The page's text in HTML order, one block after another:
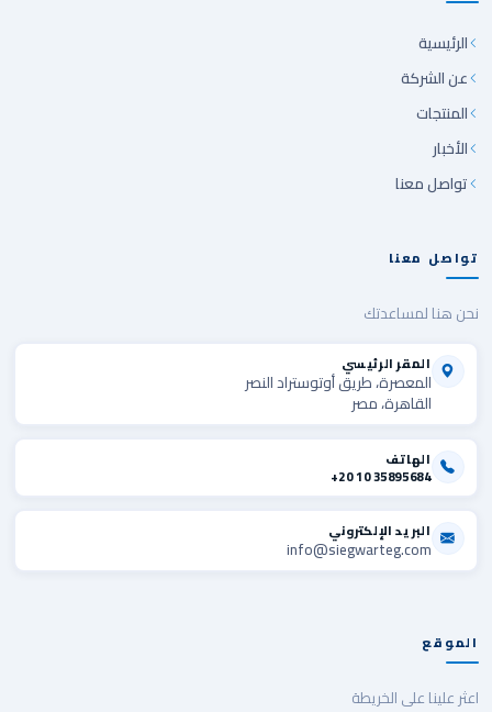
الرئيسية
عن الشركة
المنتجات
الأخبار
تواصل معنا
تواصل معنا
نحن هنا لمساعدتك
المقر الرئيسي
المعصرة، طريق أوتوستراد النصر
القاهرة، مصر
الهاتف
+20 10 35895684
البريد الإلكتروني
info@siegwarteg.com
الموقع
اعثر علينا على الخريطة